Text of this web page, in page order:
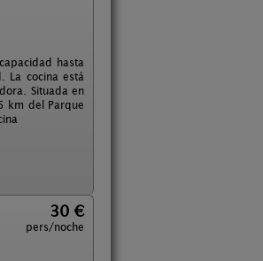
hasta
La cocina está
Situada en
km del Parque
30 €
pers/noche